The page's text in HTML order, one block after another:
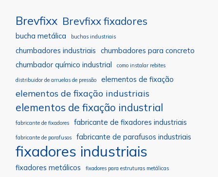
Brevfixx Brevfixx fixadores
bucha metálica buchas industriais
chumbadores industriais chumbadores para concreto
chumbador químico industrial
como instalar rebites
distribuidor de arruelas de pressão elementos de fixação
elementos de fixação industriais
elementos de fixação industrial
fabricante de fixadores fabricante de fixadores industriais
fabricante de parafusos fabricante de parafusos industriais
fixadores industriais
fixadores metálicos fixadores para estruturas metálicas